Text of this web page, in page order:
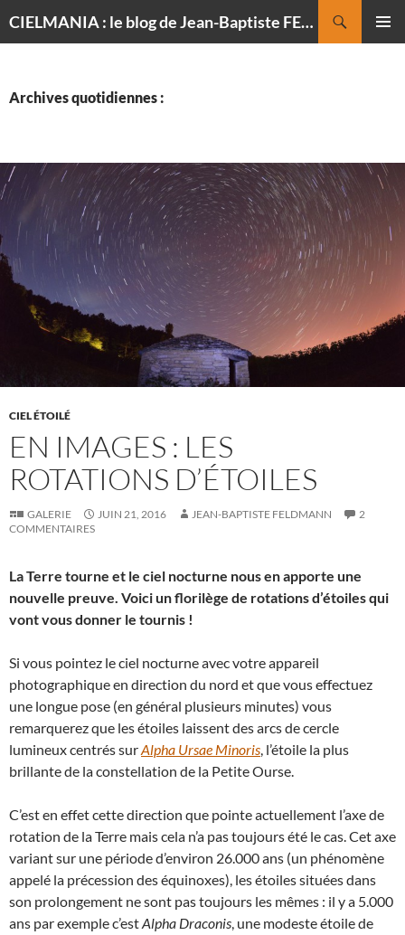
CIELMANIA : le blog de Jean-Baptiste FELDMANN, photographe du ciel
Archives quotidiennes :
CIEL ÉTOILÉ
EN IMAGES : LES
ROTATIONS D’ÉTOILES
GALERIE JUIN 21, 2016 JEAN-BAPTISTE FELDMANN
2
COMMENTAIRES
La Terre tourne et le ciel nocturne nous en apporte une
nouvelle preuve. Voici un florilège de rotations d’étoiles qui
vont vous donner le tournis !
Si vous pointez le ciel nocturne avec votre appareil
photographique en direction du nord et que vous effectuez
une longue pose (en général plusieurs minutes) vous
remarquerez que les étoiles laissent des arcs de cercle
lumineux centrés surAlpha Ursae Minoris, l’étoile la plus
brillante de la constellation de la Petite Ourse.
C’est en effet cette direction que pointe actuellement l’axe de
rotation de la Terre mais cela n’a pas toujours été le cas. Cet axe
variant sur une période d’environ 26.000 ans (un phénomène
appelé la précession des équinoxes), les étoiles situées dans
son prolongement ne sont pas toujours les mêmes : il y a 5.000
ans par exemple c’estAlpha Draconis, une modeste étoile de